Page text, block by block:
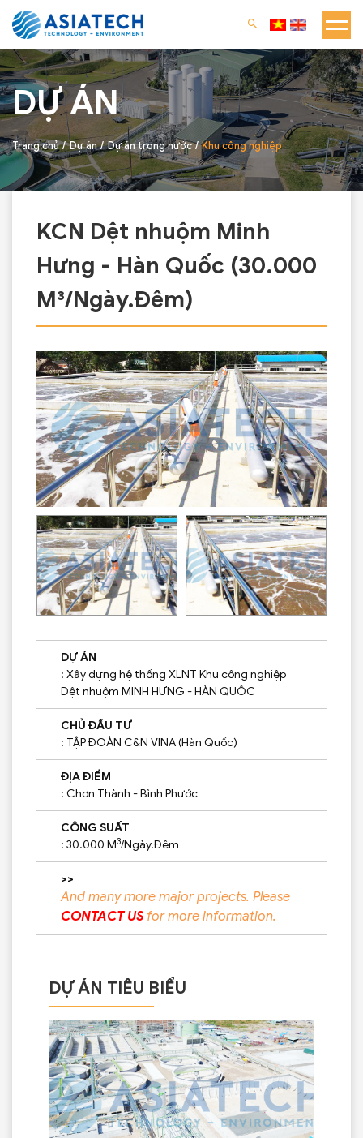
DỰ ÁN
Trang chủ Dự án Dự án trong nước Khu công nghiệp
KCN Dệt nhuộm Minh
Hưng - Hàn Quốc (30.000
M³/Ngày.Đêm)
DỰ ÁN
: Xây dựng hệ thống XLNT Khu công nghiệp
Dệt nhuộm MINH HƯNG - HÀN QUỐC
CHỦ ĐẦU TƯ
: TẬP ĐOÀN C&N VINA (Hàn Quốc)
ĐỊA ĐIỂM
: Chơn Thành - Bình Phước
CÔNG SUẤT
: 30.000 M3/Ngày.Đêm
>>
And many more major projects. Please
CONTACT US for more information.
DỰ ÁN TIÊU BIỂU